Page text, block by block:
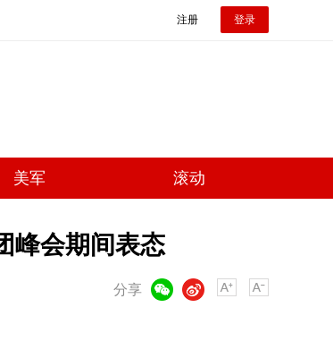
注册 登录
美军 滚动
峰会期间表态
分享
微博